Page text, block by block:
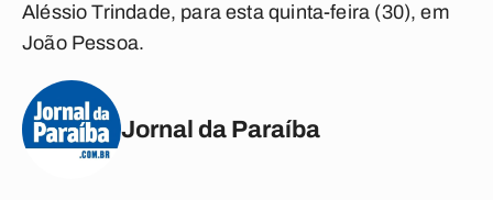
Aléssio Trindade, para esta quinta-feira (30), em
João Pessoa.
Jornal da Paraíba